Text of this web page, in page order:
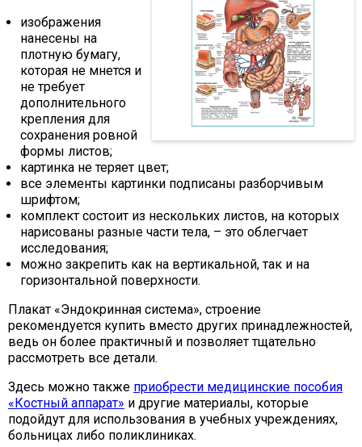
изображения
нанесены на
плотную бумагу,
которая не мнется и
не требует
дополнительного
крепления для
сохранения ровной
формы листов;
картинка не теряет цвет;
все элементы картинки подписаны разборчивым
шрифтом;
комплект состоит из нескольких листов, на которых
нарисованы разные части тела, – это облегчает
исследования;
можно закрепить как на вертикальной, так и на
горизонтальной поверхности.
Плакат «Эндокринная система», строение
рекомендуется купить вместо других принадлежностей,
ведь он более практичный и позволяет тщательно
рассмотреть все детали.
Здесь можно также приобрести медицинские пособия
«Костный аппарат» и другие материалы, которые
подойдут для использования в учебных учреждениях,
больницах либо поликлиниках.